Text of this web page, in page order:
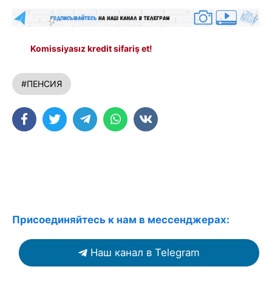
Komissiyasız kredit sifariş et!
#ПЕНСИЯ
Присоединяйтесь к нам в мессенджерах:
Наш канал в Telegram